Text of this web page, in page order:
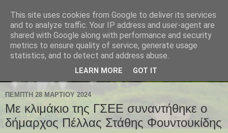
ΠΈΜΠΤΗ 28 ΜΑΡΤΊΟΥ 2024
Με κλιμάκιο της ΓΣΕΕ συναντήθηκε ο
δήμαρχος Πέλλας Στάθης Φουντουκίδης
This site uses cookies from Google to deliver its services
and to analyze traffic. Your IP address and user-agent are
shared with Google along with performance and security
metrics to ensure quality of service, generate usage
statistics, and to detect and address abuse.
LEARN MORE GOT IT